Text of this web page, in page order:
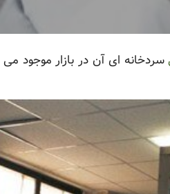
سردخانه ای آن در بازار موجود می